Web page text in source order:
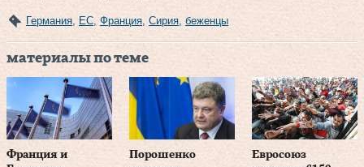
Германия ЕС Франция Сирия беженцы
материалы по теме
Франция и
Порошенко
Евросоюз